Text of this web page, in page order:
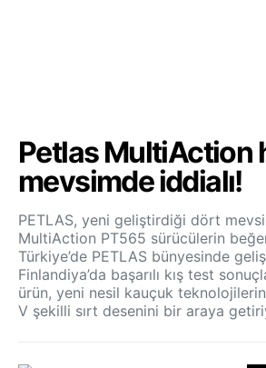
Petlas MultiAction
mevsimde iddialı!
PETLAS, yeni geliştirdiği dört
MultiAction PT565 sürücülerin
Türkiye’de PETLAS bünyesinde
Finlandiya’da başarılı kış test
ürün, yeni nesil kauçuk
V şekilli sırt desenini bir araya